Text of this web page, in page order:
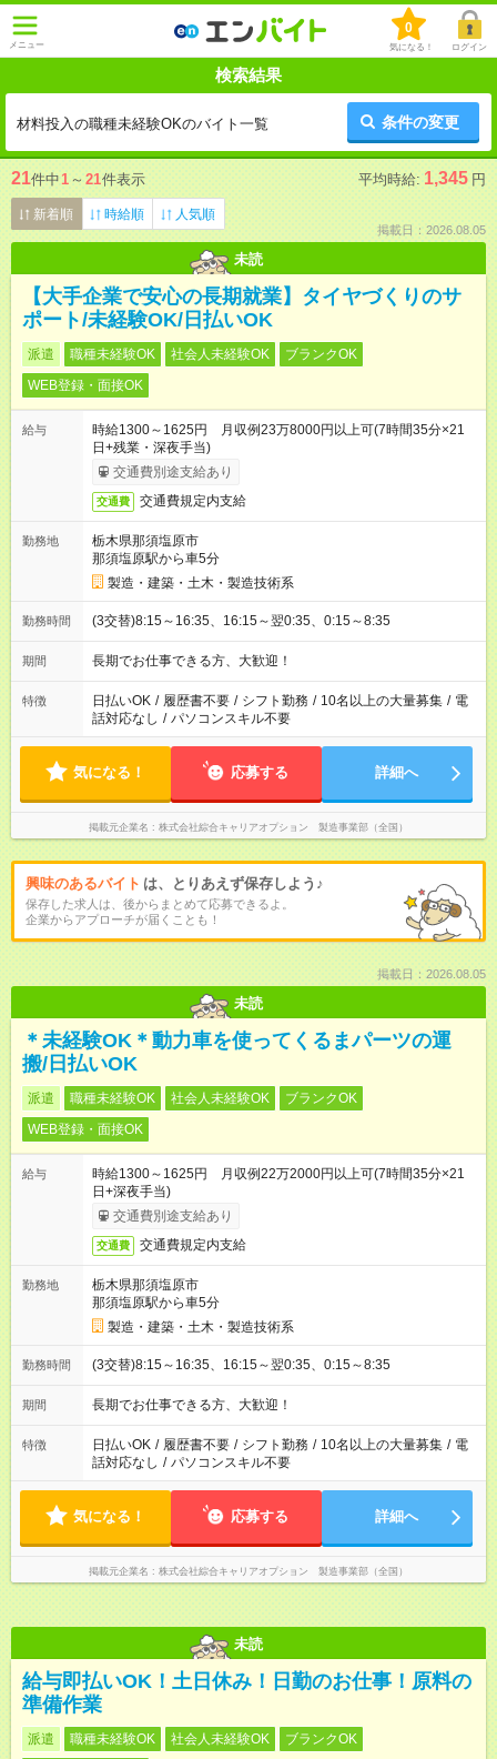
メニュー
0
気になる！ ログイン
検索結果
材料投入の職種未経験OKのバイト一覧 条件の変更
21件中1 ～ 21件表示 平均時給: 1,345 円
新着順 時給順 人気順
掲載日：2026.08.05
未読
【大手企業で安心の長期就業】タイヤづくりのサ
ポート/未経験OK/日払いOK
派遣 職種未経験OK 社会人未経験OK
ブランクOK
WEB登録・面接OK
給与
時給1300～1625円 月収例23万8000円以上可(7時間35分×21
日+残業・深夜手当)
交通費別途支給あり
交通費 交通費規定内支給
勤務地
栃木県那須塩原市
那須塩原駅から車5分
製造・建築・土木・製造技術系
勤務時間 (3交替)8:15～16:35、16:15～翌0:35、0:15～8:35
期間 長期でお仕事できる方、大歓迎！
特徴 日払いOK / 履歴書不要 / シフト勤務 / 10名以上の大量募集 / 電
話対応なし / パソコンスキル不要
気になる！ 応募する 詳細へ
掲載元企業名 株式会社綜合キャリアオプション 製造事業部（全国）
興味のあるバイト は、とりあえず保存しよう♪
保存した求人は、後からまとめて応募できるよ。
企業からアプローチが届くことも！
掲載日：2026.08.05
未読
＊未経験OK＊動力車を使ってくるまパーツの運
搬/日払いOK
派遣 職種未経験OK 社会人未経験OK
ブランクOK
WEB登録・面接OK
給与
時給1300～1625円 月収例22万2000円以上可(7時間35分×21
日+深夜手当)
交通費別途支給あり
交通費 交通費規定内支給
勤務地
栃木県那須塩原市
那須塩原駅から車5分
製造・建築・土木・製造技術系
勤務時間 (3交替)8:15～16:35、16:15～翌0:35、0:15～8:35
期間 長期でお仕事できる方、大歓迎！
特徴 日払いOK / 履歴書不要 / シフト勤務 / 10名以上の大量募集 / 電
話対応なし / パソコンスキル不要
気になる！ 応募する 詳細へ
掲載元企業名 株式会社綜合キャリアオプション 製造事業部（全国）
未読
給与即払いOK！土日休み！日勤のお仕事！原料の
準備作業
派遣 職種未経験OK 社会人未経験OK
ブランクOK